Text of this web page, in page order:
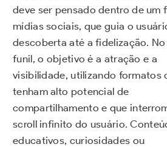
deve ser pensado dentro de um
mídias sociais, que guia o
descoberta até a fidelização.
funil, o objetivo é a atração e a
visibilidade, utilizando formatos
tenham alto potencial de
compartilhamento e que
scroll infinito do usuário.
educativos, curiosidades ou